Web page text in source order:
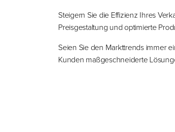
Steigern Sie die Effizienz Ihres
Preisgestaltung und optimierte
Seien Sie den Markttrends immer
Kunden maßgeschneiderte